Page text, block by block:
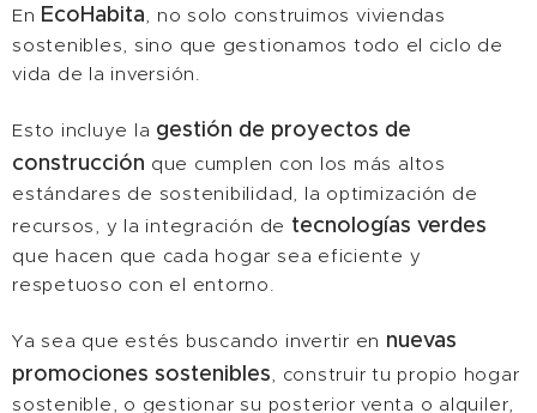
En EcoHabita, no solo construimos viviendas
sostenibles, sino que gestionamos todo el ciclo de
vida de la inversión.
Esto incluye la gestión de proyectos de
construcción que cumplen con los más altos
estándares de sostenibilidad, la optimización de
recursos, y la integración de tecnologías verdes
que hacen que cada hogar sea eficiente y
respetuoso con el entorno.
Ya sea que estés buscando invertir en nuevas
promociones sostenibles, construir tu propio hogar
sostenible, o gestionar su posterior venta o alquiler,